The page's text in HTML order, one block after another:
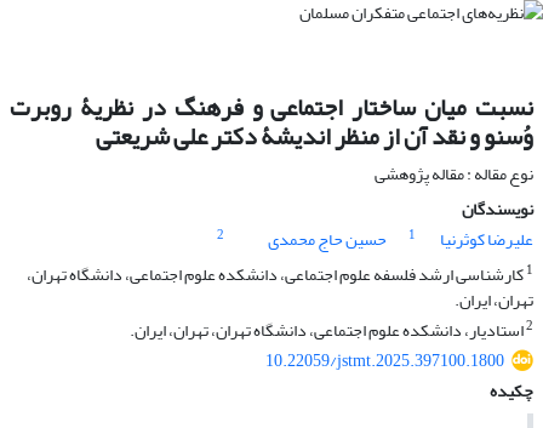
نسبت میان ساختار اجتماعی و فرهنگ در نظریۀ روبرت
وُسنو و نقد آن از منظر اندیشۀ دکتر علی شریعتی
نوع مقاله : مقاله پژوهشی
نویسندگان
علیرضا کوثرنیا
1 حسین حاج محمدی
2
1کارشناسی ارشد فلسفه علوم اجتماعی، دانشکده علوم اجتماعی، دانشگاه تهران،
تهران، ایران.
2استادیار، دانشکده علوم اجتماعی، دانشگاه تهران، تهران، ایران.
10.22059/jstmt.2025.397100.1800
چکیده